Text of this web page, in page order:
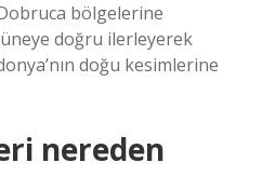
bölgelerine
doğru ilerleyerek
doğu kesimlerine
nereden